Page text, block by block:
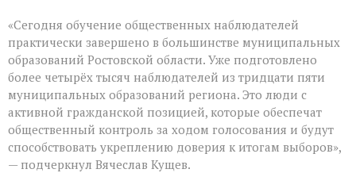
«Сегодня обучение общественных наблюдателей
практически завершено в большинстве муниципальных
образований Ростовской области. Уже подготовлено
более четырёх тысяч наблюдателей из тридцати пяти
муниципальных образований региона. Это люди с
активной гражданской позицией, которые обеспечат
общественный контроль за ходом голосования и будут
способствовать укреплению доверия к итогам выборов»,
— подчеркнул Вячеслав Кущев.